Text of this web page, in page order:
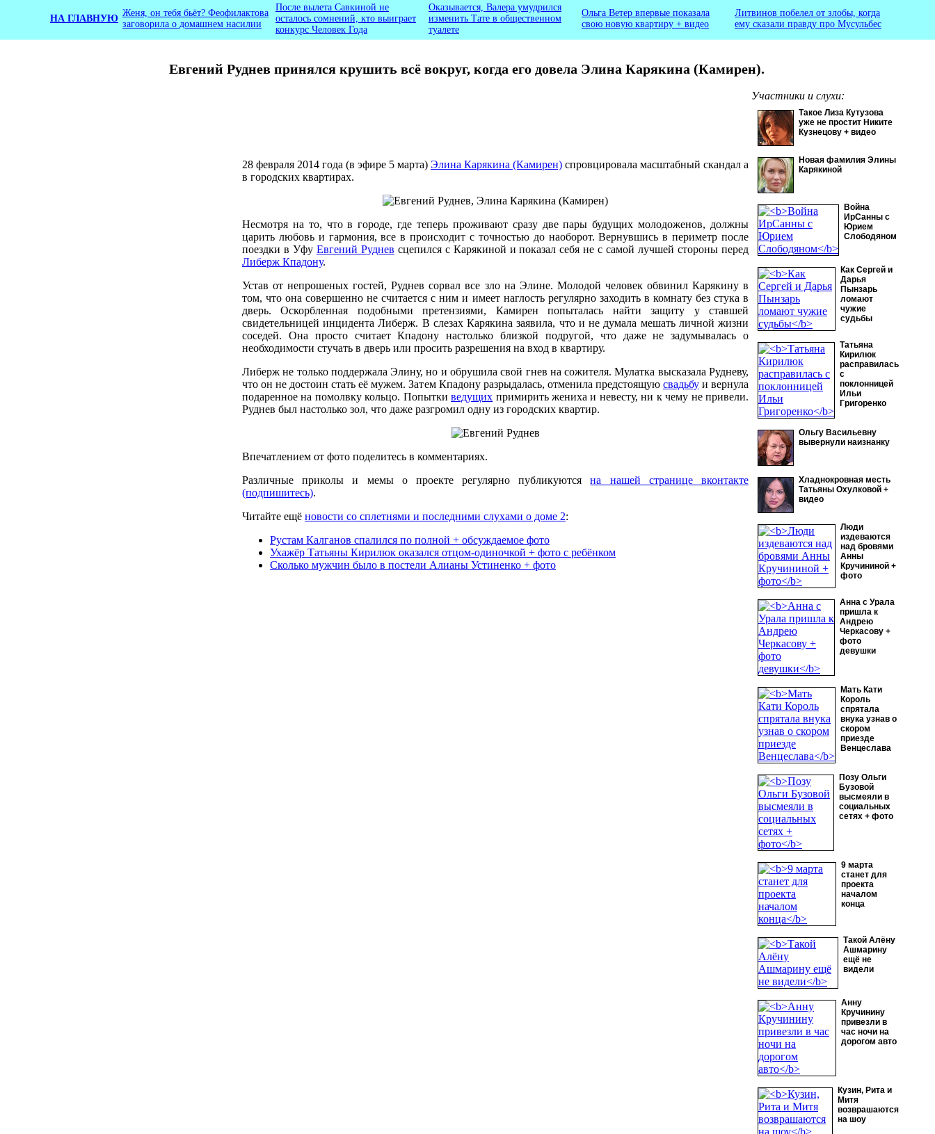
Евгений Руднев принялся крушить всё вокруг, когда его довела Элина Карякина (Камирен).
НА ГЛАВНУЮ
Женя, он тебя бьёт? Феофилактова
заговорила о домашнем насилии
После вылета Савкиной не
осталось сомнений, кто выиграет
конкурс Человек Года
Оказывается, Валера умудрился
изменить Тате в общественном
туалете
Ольга Ветер впервые показала
свою новую квартиру + видео
Литвинов побелел от злобы, когда
ему сказали правду про Мусульбес
Участники и слухи:
Такое Лиза Кутузова
уже не простит Никите
Кузнецову + видео
Новая фамилия Элины
Карякиной
Война
ИрСанны с
Юрием
Слободяном
Как Сергей и
Дарья
Пынзарь
ломают
чужие
судьбы
Татьяна
Кирилюк
расправилась
с
поклонницей
Ильи
Григоренко
Ольгу Васильевну
вывернули наизнанку
Хладнокровная месть
Татьяны Охулковой +
видео
Люди
издеваются
над бровями
Анны
Кручининой +
фото
Анна с Урала
пришла к
Андрею
Черкасову +
фото
девушки
Мать Кати
Король
спрятала
внука узнав о
скором
приезде
Венцеслава
Позу Ольги
Бузовой
высмеяли в
социальных
сетях + фото
9 марта
станет для
проекта
началом
конца
Такой Алёну
Ашмарину
ещё не
видели
Анну
Кручинину
привезли в
час ночи на
дорогом авто
Кузин, Рита и
Митя
возврашаются
на шоу
28 февраля 2014 года (в эфире 5 марта) Элина Карякина (Камирен) спровцировала масштабный скандал а
в городских квартирах.
Несмотря на то, что в городе, где теперь проживают сразу две пары будущих молодоженов, должны
царить любовь и гармония, все в происходит с точностью до наоборот. Вернувшись в периметр после
поездки в Уфу Евгений Руднев сцепился с Карякиной и показал себя не с самой лучшей стороны перед
Либерж Кпадону.
Устав от непрошеных гостей, Руднев сорвал все зло на Элине. Молодой человек обвинил Карякину в
том, что она совершенно не считается с ним и имеет наглость регулярно заходить в комнату без стука в
дверь. Оскорбленная подобными претензиями, Камирен попыталась найти защиту у ставшей
свидетельницей инцидента Либерж. В слезах Карякина заявила, что и не думала мешать личной жизни
соседей. Она просто считает Кпадону настолько близкой подругой, что даже не задумывалась о
необходимости стучать в дверь или просить разрешения на вход в квартиру.
Либерж не только поддержала Элину, но и обрушила свой гнев на сожителя. Мулатка высказала Рудневу,
что он не достоин стать её мужем. Затем Кпадону разрыдалась, отменила предстоящую свадьбуи вернула
подаренное на помолвку кольцо. Попыткиведущих примирить жениха и невесту, ни к чему не привели.
Руднев был настолько зол, что даже разгромил одну из городских квартир.
Впечатлением от фото поделитесь в комментариях.
Различные приколы и мемы о проекте регулярно публикуютсяна нашей странице вконтакте
(подпишитесь).
Читайте ещё новости со сплетнями и последними слухами о доме 2:
Рустам Калганов спалился по полной + обсуждаемое фото
Ухажёр Татьяны Кирилюк оказался отцом-одиночкой + фото с ребёнком
Сколько мужчин было в постели Алианы Устиненко + фото